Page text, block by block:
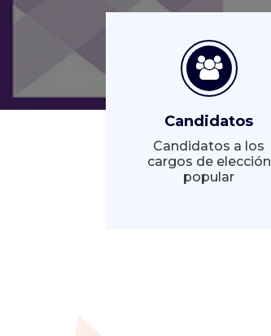
Candidatos
Candidatos a los
cargos de elección
popular